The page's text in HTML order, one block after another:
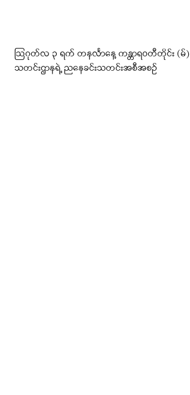
ဩဂုတ်လ ၃ ရက် တနင်္လာနေ့ ကန္တာရဝတီတိုင်း (မ်)
သတင်းဌာနရဲ့ ညနေခင်းသတင်းအစီအစဉ်